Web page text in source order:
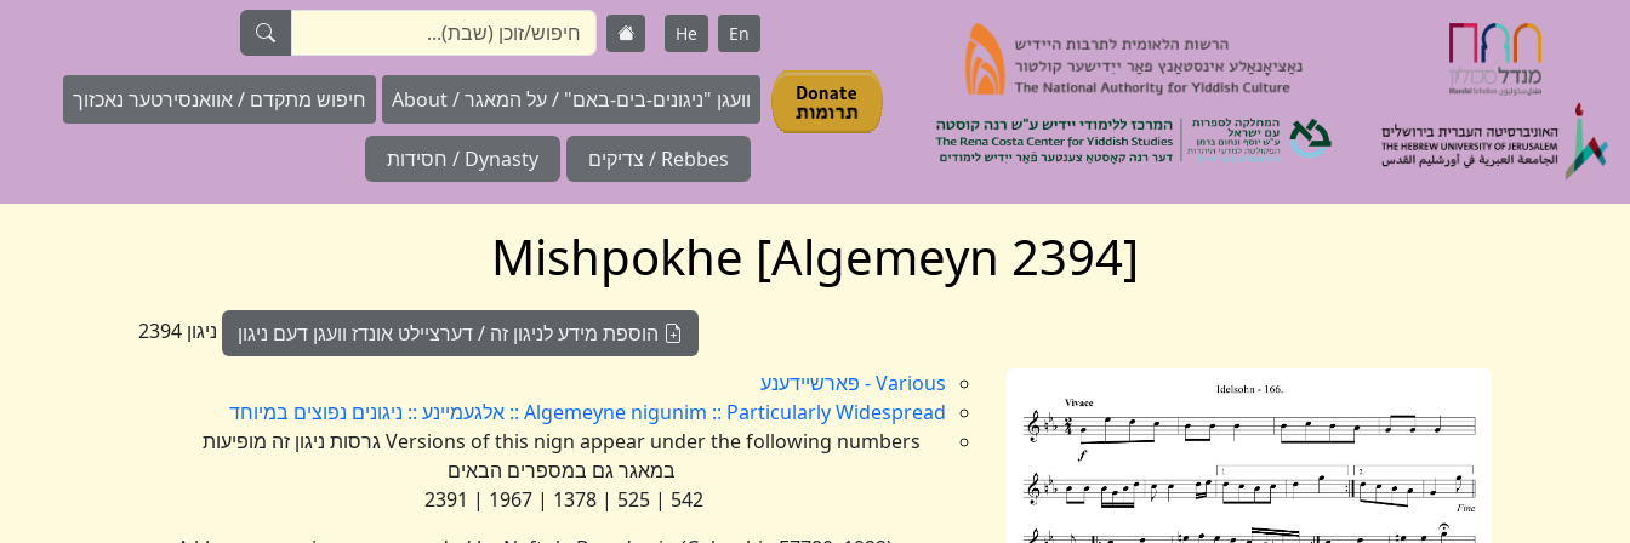
En
He
וועגן "ניגונים-בים-באם" / על המאגר / About חיפוש מתקדם / אוואנסירטער נאכזוך
Rebbes / צדיקים Dynasty / חסידות
[Algemeyn 2394] Mishpokhe
הוספת מידע לניגון זה / דערציילט אונדז וועגן דעם ניגון
ניגון 2394
Various - פארשיידענע
Algemeyne nigunim :: Particularly Widespread :: אלגעמיינע :: ניגונים נפוצים במיוחד
Versions of this nign appear under the following numbers גרסות ניגון זה מופיעות
במאגר גם במספרים הבאים
542 | 525 | 1378 | 1967 | 2391